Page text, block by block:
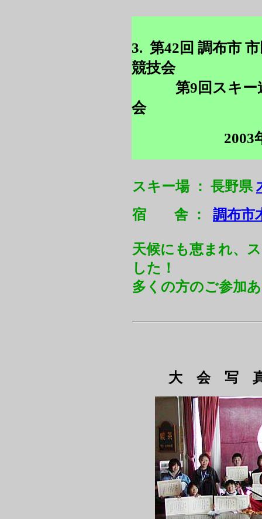
3. 第42回 調布市
競技会
第9回スキー連
会
2003
スキー場 ： 長野県
宿 舎 ： 調布市
天候にも恵まれ、
した！
多くの方のご参加
大 会 写